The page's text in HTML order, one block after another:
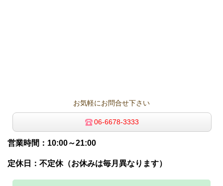
お気軽にお問合せ下さい
06-6678-3333
営業時間：10:00～21:00
定休日：不定休（お休みは毎月異なります）